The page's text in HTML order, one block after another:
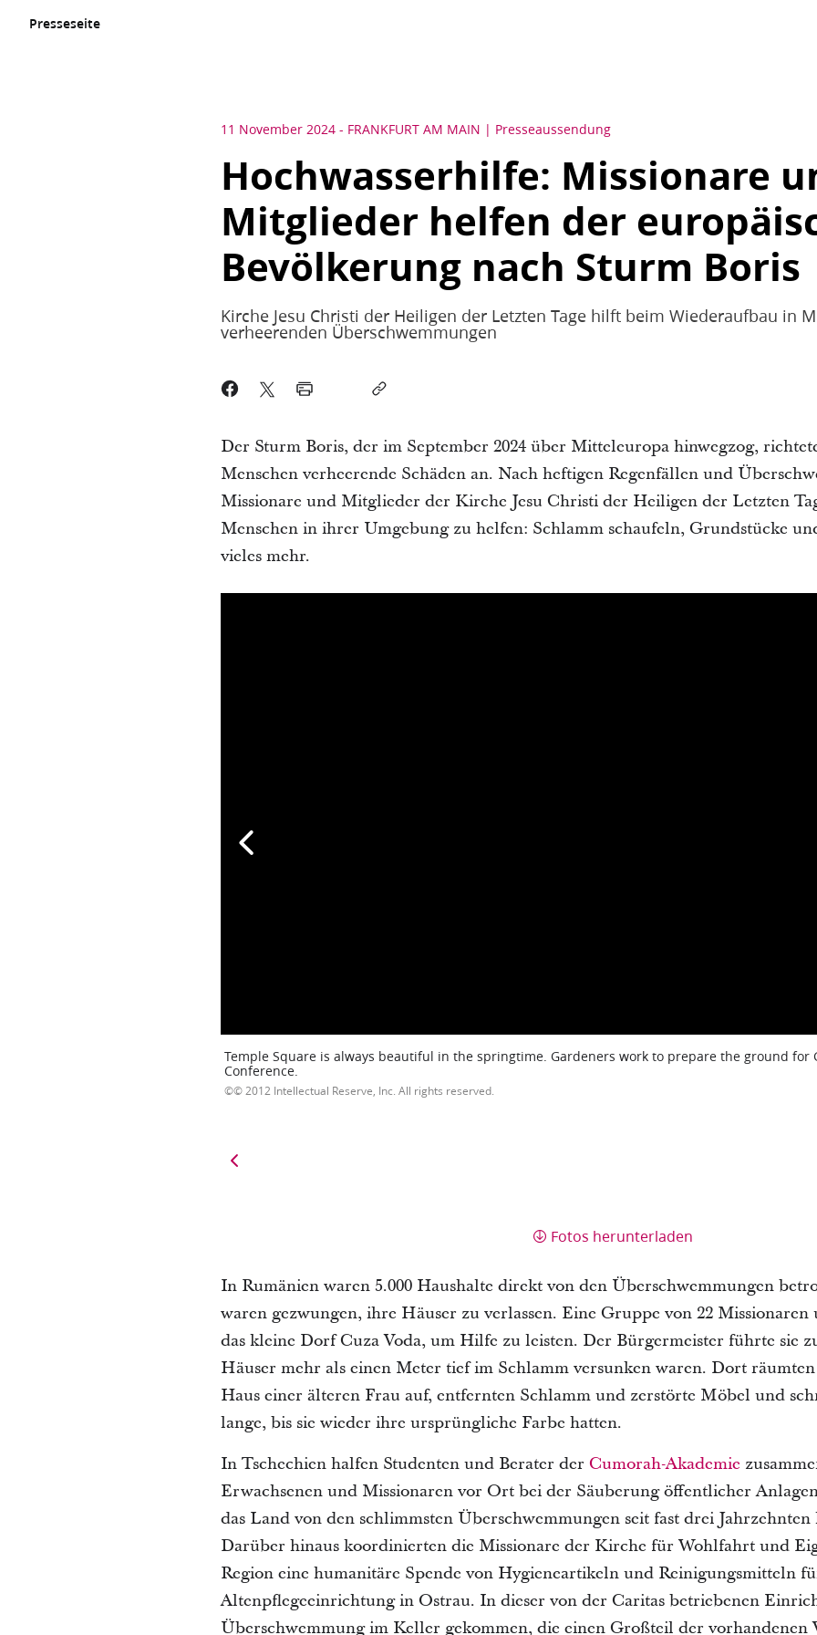
Presseseite
11 November 2024 - FRANKFURT AM MAIN Presseaussendung
Hochwasserhilfe: Missionare
Mitglieder helfen der
Bevölkerung nach Sturm Boris
Kirche Jesu Christi der Heiligen der Letzten Tage hilft beim Wiederaufbau in
verheerenden Überschwemmungen
Der Sturm Boris, der im September 2024 über Mitteleuropa hinwegzog,
Menschen verheerende Schäden an. Nach heftigen Regenfällen und
Missionare und Mitglieder der Kirche Jesu Christi der Heiligen der Letzten
Menschen in ihrer Umgebung zu helfen: Schlamm schaufeln, Grundstücke
vieles mehr.
Temple Square is always beautiful in the springtime. Gardeners work to prepare the ground for
Conference.
© 2012 Intellectual Reserve, Inc. All rights reserved.
Fotos herunterladen
In Rumänien waren 5.000 Haushalte direkt von den Überschwemmungen
waren gezwungen, ihre Häuser zu verlassen. Eine Gruppe von 22
das kleine Dorf Cuza Voda, um Hilfe zu leisten. Der Bürgermeister führte sie
Häuser mehr als einen Meter tief im Schlamm versunken waren. Dort
Haus einer älteren Frau auf, entfernten Schlamm und zerstörte Möbel und
lange, bis sie wieder ihre ursprüngliche Farbe hatten.
In Tschechien halfen Studenten und Berater der Cumorah-Akademie
Erwachsenen und Missionaren vor Ort bei der Säuberung öffentlicher
das Land von den schlimmsten Überschwemmungen seit fast drei
Darüber hinaus koordinierten die Missionare der Kirche für Wohlfahrt und
Region eine humanitäre Spende von Hygieneartikeln und Reinigungsmitteln
Altenpflegeeinrichtung in Ostrau. In dieser von der Caritas betriebenen
Überschwemmung im Keller gekommen, die einen Großteil der vorhandenen